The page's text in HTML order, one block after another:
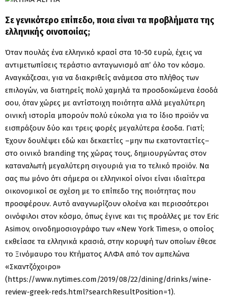
Σε γενικότερο επίπεδο, ποια είναι τα προβλήματα της
ελληνικής οινοποιίας;
Όταν πουλάς ένα ελληνικό κρασί στα 10-50 ευρώ, έχεις να
αντιμετωπίσεις τεράστιο ανταγωνισμό απ’ όλο τον κόσμο.
Αναγκάζεσαι, για να διακριθείς ανάμεσα στο πλήθος των
επιλογών, να διατηρείς πολύ χαμηλά τα προσδοκώμενα έσοδά
σου, όταν χώρες με αντίστοιχη ποιότητα αλλά μεγαλύτερη
οινική ιστορία μπορούν πολύ εύκολα για το ίδιο προϊόν να
εισπράξουν δύο και τρεις φορές μεγαλύτερα έσοδα. Γιατί;
Έχουν δουλέψει εδώ και δεκαετίες –μην πω εκατονταετίες–
στο οινικό branding της χώρας τους, δημιουργώντας στον
καταναλωτή μεγαλύτερη σιγουριά για το τελικό προϊόν. Να
σας πω μόνο ότι σήμερα οι ελληνικοί οίνοι είναι ιδιαίτερα
οικονομικοί σε σχέση με το επίπεδο της ποιότητας που
προσφέρουν. Αυτό αναγνωρίζουν ολοένα και περισσότεροι
οινόφιλοι στον κόσμο, όπως έγινε και τις προάλλες με τον Eric
Asimov, οινοδημοσιογράφο των «New York Times», ο οποίος
εκθείασε τα ελληνικά κρασιά, στην κορυφή των οποίων έθεσε
το Ξινόμαυρο του Κτήματος ΑΛΦΑ από τον αμπελώνα
«Σκαντζόχοιρο»
(https://www.nytimes.com/2019/08/22/dining/drinks/wine-
review-greek-reds.html?searchResultPosition=1).